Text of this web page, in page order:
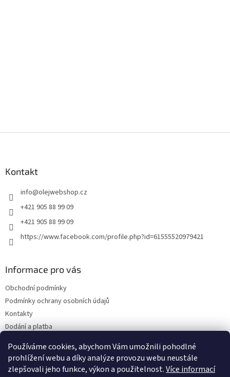
Používáme cookies, abychom Vám umožnili pohodlné
prohlížení webu a díky analýze provozu webu neustále
zlepšovali jeho funkce, výkon a použitelnost.Více informací
Kontakt
info@olejwebshop.cz
+421 905 88 99 09
+421 905 88 99 09
https://www.facebook.com/profile.php?id=61555520979421
Informace pro vás
Obchodní podmínky
Podmínky ochrany osobních údajů
Kontakty
Dodání a platba
Hodnocení obchodu